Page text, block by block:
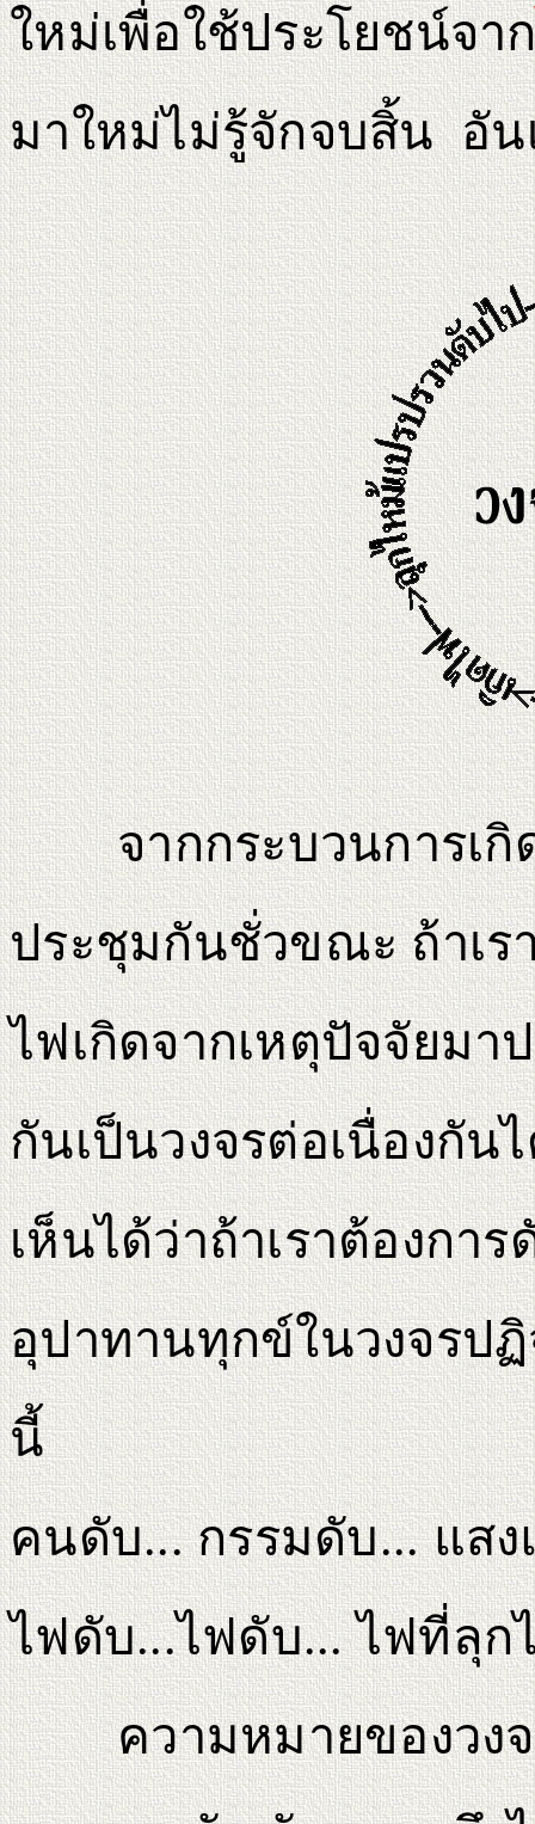
ใหม่เพื่อใช้ประโยชน์จา
มาใหม่ไม่รู้จักจบสิ้น อัน
จากกระบวนการเกิด
ประชุมกันชั่วขณะ ถ้าเร
ไฟเกิดจากเหตุปัจจัยม
กันเป็นวงจรต่อเนื่องกัน
เห็นได้ว่าถ้าเราต้องกา
อุปาทานทุกข์ในวงจรป
นี้
คนดับ... กรรมดับ... แส
ไฟดับ...ไฟดับ... ไฟที่ลุก
ความหมายของวงจ